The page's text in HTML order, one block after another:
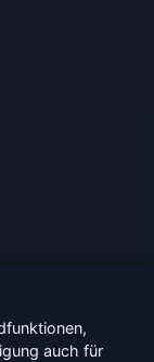
auch für